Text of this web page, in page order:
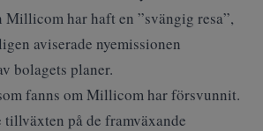
Millicom har haft en ”svängig resa”,
aviserade nyemissionen
bolagets planer.
fanns om Millicom har försvunnit.
på de framväxande